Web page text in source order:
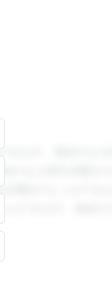
きます。登録すると回
すると回答を閲覧する
閲覧することができま
ができます。登録する